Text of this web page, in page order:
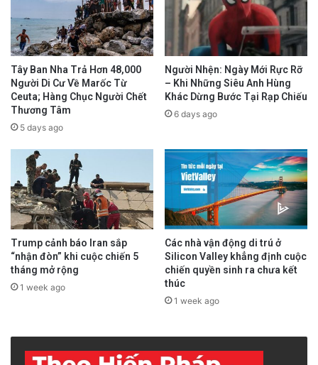
Tây Ban Nha Trả Hơn 48,000
Người Di Cư Về Marốc Từ
Ceuta; Hàng Chục Người Chết
Thương Tâm
5 days ago
Người Nhện: Ngày Mới Rực Rỡ
– Khi Những Siêu Anh Hùng
Khác Dừng Bước Tại Rạp Chiếu
6 days ago
Trump cảnh báo Iran sắp
“nhận đòn” khi cuộc chiến 5
tháng mở rộng
1 week ago
Các nhà vận động di trú ở
Silicon Valley khẳng định cuộc
chiến quyền sinh ra chưa kết
thúc
1 week ago